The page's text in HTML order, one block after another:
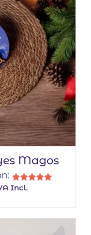
Magos
Valorado
Incl.